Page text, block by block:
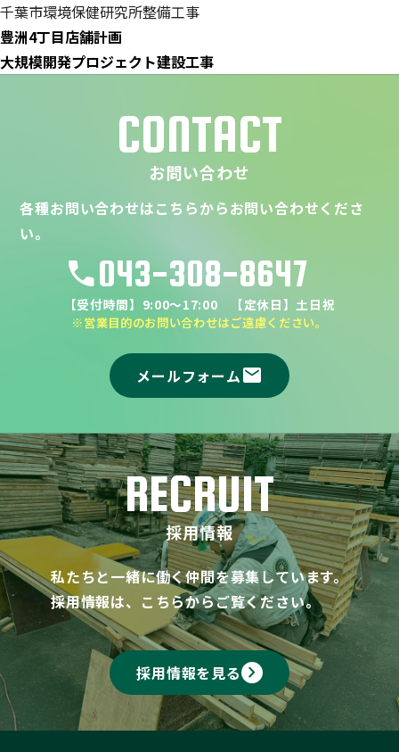
千葉市環境保健研究所整備工事
豊洲4丁目店舗計画
大規模開発プロジェクト建設工事
CONTACT
お問い合わせ
各種お問い合わせはこちらからお問い合わせくださ
い。
call043-308-8647
【受付時間】9:00～17:00 【定休日】土日祝
※営業目的のお問い合わせはご遠慮ください。
メールフォームmail
RECRUIT
採用情報
私たちと一緒に働く仲間を募集しています。
採用情報は、こちらからご覧ください。
採用情報を見るkeyboard_arrow_right